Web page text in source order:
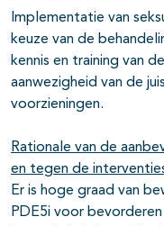
Implementatie van
keuze van de
kennis en training van
aanwezigheid van de
voorzieningen.
Rationale van de
en tegen de
Er is hoge graad van
PDE5i voor